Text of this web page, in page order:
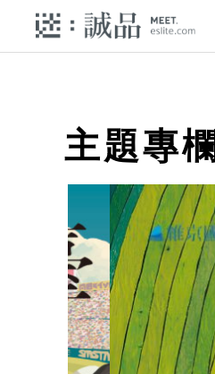
主題專欄